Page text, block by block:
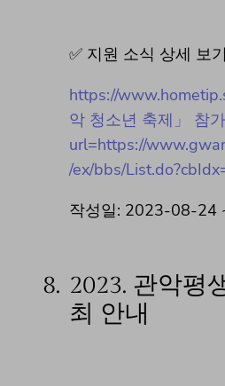
✅ 지원 소식 상세 보
https://
악 청소년 축제」 참
url=https://
/ex/bbs/
작성일: 2023-08-24
8. 2023. 관악평
최 안내